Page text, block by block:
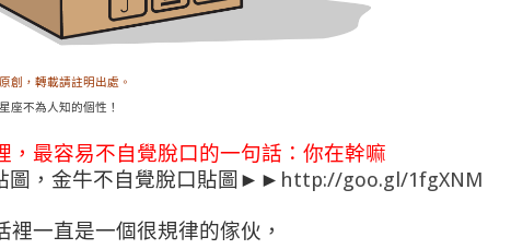
創，轉載請註明出處。
座不為人知的個性！
，最容易不自覺脫口的一句話：你在幹嘛
圖，金牛不自覺脫口貼圖►► http://goo.gl/1fgXNM
裡一直是一個很規律的傢伙，